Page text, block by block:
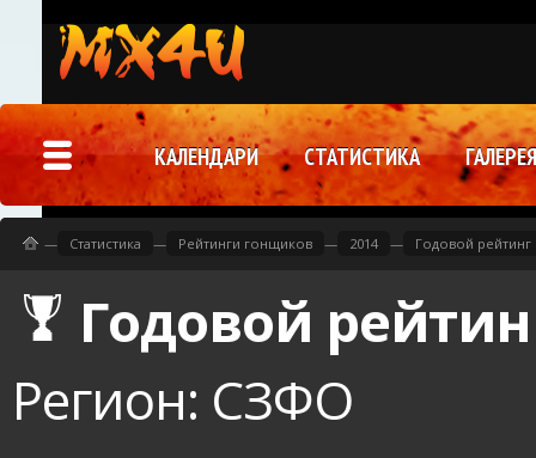
Годовой
Регион: СЗФО
— Статистика — Рейтинги гонщиков — 2014 — Годовой
КАЛЕНДАРИ СТАТИСТИКА ГАЛЕРЕЯ